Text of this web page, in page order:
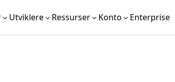
Utviklere Ressurser Konto Enterprise